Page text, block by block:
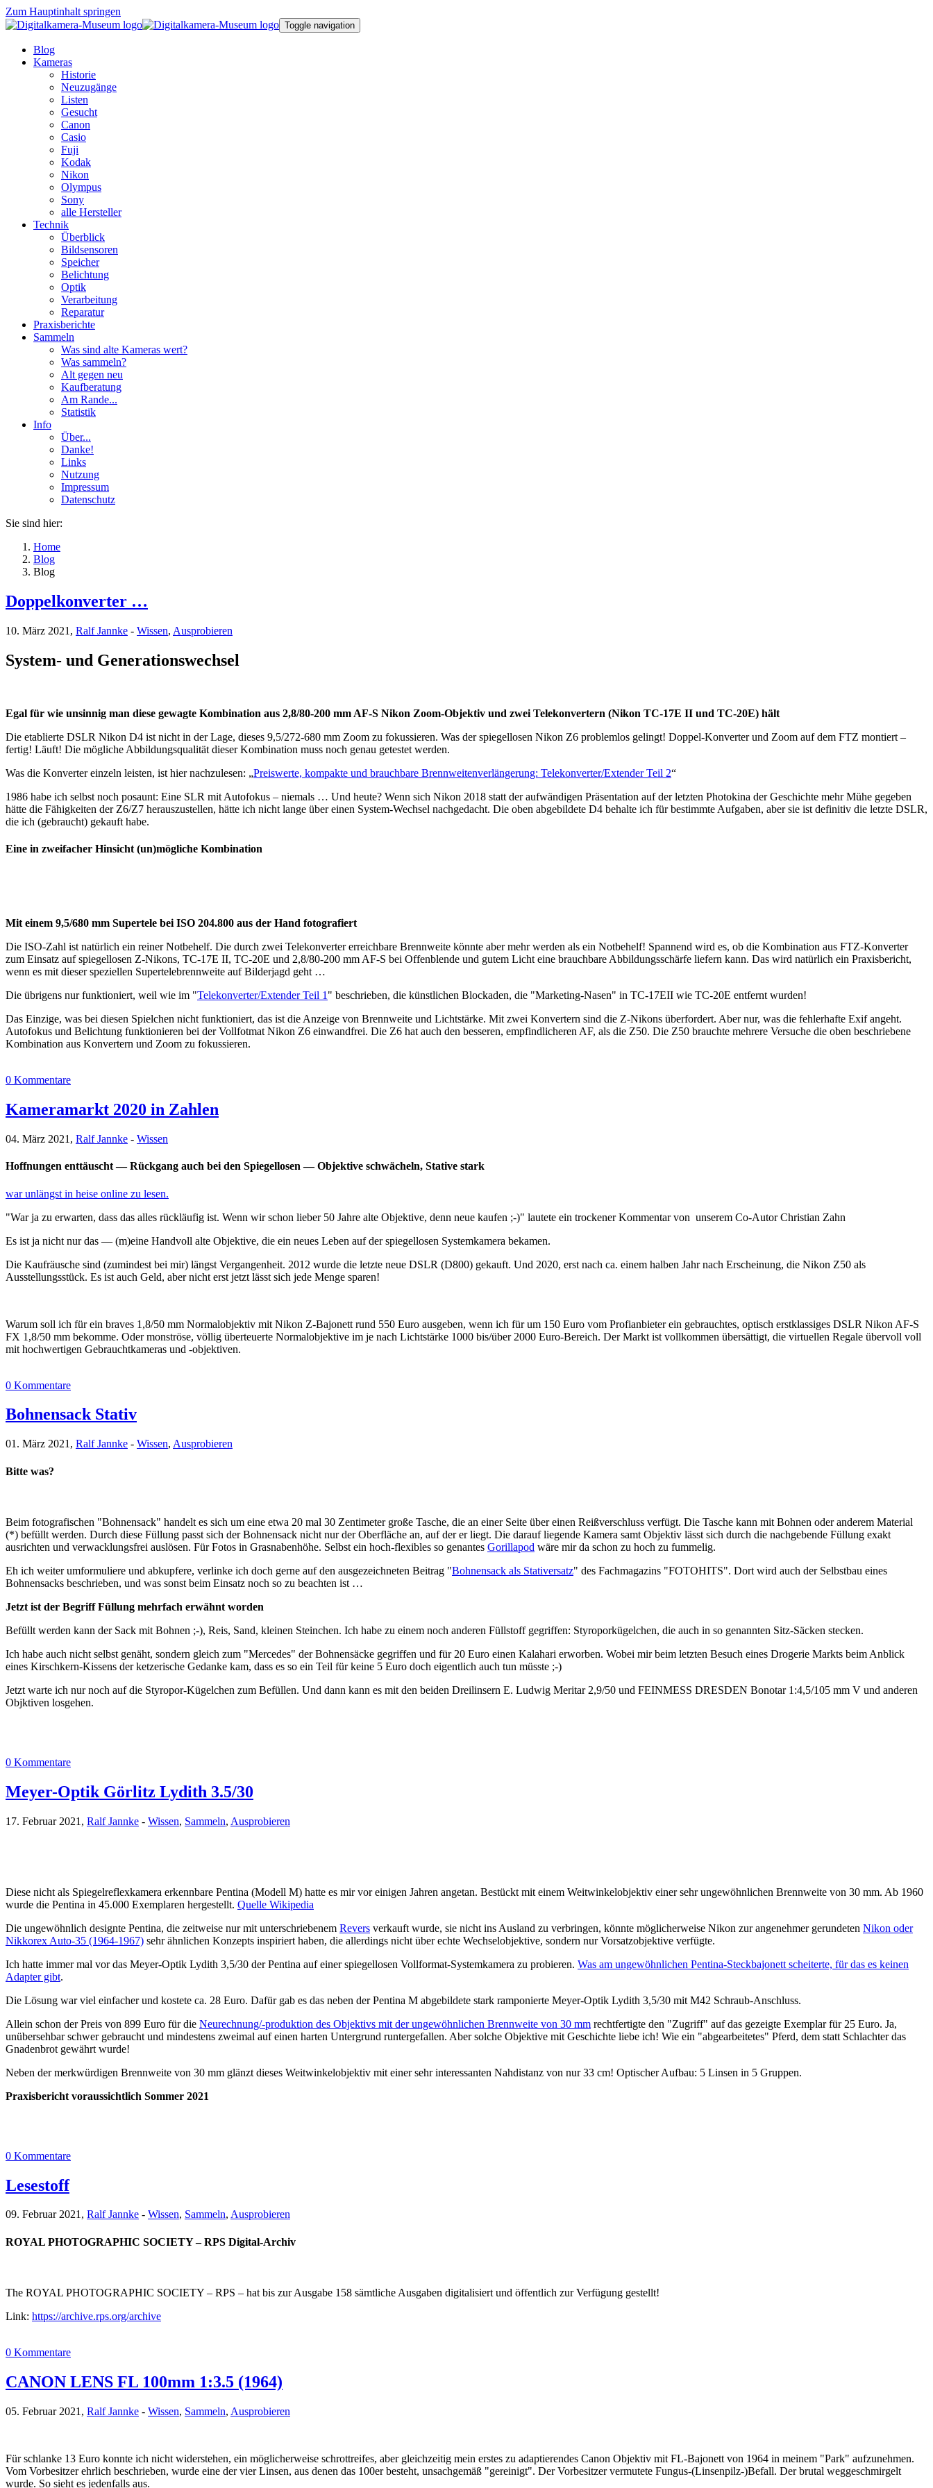
Zum Hauptinhalt springen
Toggle navigation
Blog
Kameras
Historie
Neuzugänge
Listen
Gesucht
Canon
Casio
Fuji
Kodak
Nikon
Olympus
Sony
alle Hersteller
Technik
Überblick
Bildsensoren
Speicher
Belichtung
Optik
Verarbeitung
Reparatur
Praxisberichte
Sammeln
Was sind alte Kameras wert?
Was sammeln?
Alt gegen neu
Kaufberatung
Am Rande...
Statistik
Info
Über...
Danke!
Links
Nutzung
Impressum
Datenschutz
Sie sind hier:
Home
Blog
Blog
Doppelkonverter …
10. März 2021, Ralf Jannke - Wissen, Ausprobieren
System- und Generationswechsel
Egal für wie unsinnig man diese gewagte Kombination aus 2,8/80-200 mm AF-S Nikon Zoom-Objektiv und zwei Telekonvertern (Nikon TC-17E II und TC-20E) hält
Die etablierte DSLR Nikon D4 ist nicht in der Lage, dieses 9,5/272-680 mm Zoom zu fokussieren. Was der spiegellosen Nikon Z6 problemlos gelingt! Doppel-Konverter und Zoom auf dem FTZ montiert –
fertig! Läuft! Die mögliche Abbildungsqualität dieser Kombination muss noch genau getestet werden.
Was die Konverter einzeln leisten, ist hier nachzulesen: „Preiswerte, kompakte und brauchbare Brennweitenverlängerung: Telekonverter/Extender Teil 2“
1986 habe ich selbst noch posaunt: Eine SLR mit Autofokus – niemals … Und heute? Wenn sich Nikon 2018 statt der aufwändigen Präsentation auf der letzten Photokina der Geschichte mehr Mühe gegeben
hätte die Fähigkeiten der Z6/Z7 herauszustellen, hätte ich nicht lange über einen System-Wechsel nachgedacht. Die oben abgebildete D4 behalte ich für bestimmte Aufgaben, aber sie ist definitiv die letzte DSLR,
die ich (gebraucht) gekauft habe.
Eine in zweifacher Hinsicht (un)mögliche Kombination
Mit einem 9,5/680 mm Supertele bei ISO 204.800 aus der Hand fotografiert
Die ISO-Zahl ist natürlich ein reiner Notbehelf. Die durch zwei Telekonverter erreichbare Brennweite könnte aber mehr werden als ein Notbehelf! Spannend wird es, ob die Kombination aus FTZ-Konverter
zum Einsatz auf spiegellosen Z-Nikons, TC-17E II, TC-20E und 2,8/80-200 mm AF-S bei Offenblende und gutem Licht eine brauchbare Abbildungsschärfe liefern kann. Das wird natürlich ein Praxisbericht,
wenn es mit dieser speziellen Supertelebrennweite auf Bilderjagd geht …
Die übrigens nur funktioniert, weil wie im "Telekonverter/Extender Teil 1 " beschrieben, die künstlichen Blockaden, die "Marketing-Nasen" in TC-17EII wie TC-20E entfernt wurden!
Das Einzige, was bei diesen Spielchen nicht funktioniert, das ist die Anzeige von Brennweite und Lichtstärke. Mit zwei Konvertern sind die Z-Nikons überfordert. Aber nur, was die fehlerhafte Exif angeht.
Autofokus und Belichtung funktionieren bei der Vollfotmat Nikon Z6 einwandfrei. Die Z6 hat auch den besseren, empfindlicheren AF, als die Z50. Die Z50 brauchte mehrere Versuche die oben beschriebene
Kombination aus Konvertern und Zoom zu fokussieren.
0 Kommentare
Kameramarkt 2020 in Zahlen
04. März 2021, Ralf Jannke - Wissen
Hoffnungen enttäuscht — Rückgang auch bei den Spiegellosen — Objektive schwächeln, Stative stark
war unlängst in heise online zu lesen.
"War ja zu erwarten, dass das alles rückläufig ist. Wenn wir schon lieber 50 Jahre alte Objektive, denn neue kaufen ;-)" lautete ein trockener Kommentar von unserem Co-Autor Christian Zahn
Es ist ja nicht nur das — (m)eine Handvoll alte Objektive, die ein neues Leben auf der spiegellosen Systemkamera bekamen.
Die Kaufräusche sind (zumindest bei mir) längst Vergangenheit. 2012 wurde die letzte neue DSLR (D800) gekauft. Und 2020, erst nach ca. einem halben Jahr nach Erscheinung, die Nikon Z50 als
Ausstellungsstück. Es ist auch Geld, aber nicht erst jetzt lässt sich jede Menge sparen!
Warum soll ich für ein braves 1,8/50 mm Normalobjektiv mit Nikon Z-Bajonett rund 550 Euro ausgeben, wenn ich für um 150 Euro vom Profianbieter ein gebrauchtes, optisch erstklassiges DSLR Nikon AF-S
FX 1,8/50 mm bekomme. Oder monströse, völlig überteuerte Normalobjektive im je nach Lichtstärke 1000 bis/über 2000 Euro-Bereich. Der Markt ist vollkommen übersättigt, die virtuellen Regale übervoll voll
mit hochwertigen Gebrauchtkameras und -objektiven.
0 Kommentare
Bohnensack Stativ
01. März 2021, Ralf Jannke - Wissen, Ausprobieren
Bitte was?
Beim fotografischen "Bohnensack" handelt es sich um eine etwa 20 mal 30 Zentimeter große Tasche, die an einer Seite über einen Reißverschluss verfügt. Die Tasche kann mit Bohnen oder anderem Material
(*) befüllt werden. Durch diese Füllung passt sich der Bohnensack nicht nur der Oberfläche an, auf der er liegt. Die darauf liegende Kamera samt Objektiv lässt sich durch die nachgebende Füllung exakt
ausrichten und verwacklungsfrei auslösen. Für Fotos in Grasnabenhöhe. Selbst ein hoch-flexibles so genantes Gorillapod wäre mir da schon zu hoch zu fummelig.
Eh ich weiter umformuliere und abkupfere, verlinke ich doch gerne auf den ausgezeichneten Beitrag "Bohnensack als Stativersatz" des Fachmagazins "FOTOHITS". Dort wird auch der Selbstbau eines
Bohnensacks beschrieben, und was sonst beim Einsatz noch so zu beachten ist …
Jetzt ist der Begriff Füllung mehrfach erwähnt worden
Befüllt werden kann der Sack mit Bohnen ;-), Reis, Sand, kleinen Steinchen. Ich habe zu einem noch anderen Füllstoff gegriffen: Styroporkügelchen, die auch in so genannten Sitz-Säcken stecken.
Ich habe auch nicht selbst genäht, sondern gleich zum "Mercedes" der Bohnensäcke gegriffen und für 20 Euro einen Kalahari erworben. Wobei mir beim letzten Besuch eines Drogerie Markts beim Anblick
eines Kirschkern-Kissens der ketzerische Gedanke kam, dass es so ein Teil für keine 5 Euro doch eigentlich auch tun müsste ;-)
Jetzt warte ich nur noch auf die Styropor-Kügelchen zum Befüllen. Und dann kann es mit den beiden Dreilinsern E. Ludwig Meritar 2,9/50 und FEINMESS DRESDEN Bonotar 1:4,5/105 mm V und anderen
Objktiven losgehen.
0 Kommentare
Meyer-Optik Görlitz Lydith 3.5/30
17. Februar 2021, Ralf Jannke - Wissen, Sammeln, Ausprobieren
Diese nicht als Spiegelreflexkamera erkennbare Pentina (Modell M) hatte es mir vor einigen Jahren angetan. Bestückt mit einem Weitwinkelobjektiv einer sehr ungewöhnlichen Brennweite von 30 mm. Ab 1960
wurde die Pentina in 45.000 Exemplaren hergestellt. Quelle Wikipedia
Die ungewöhnlich designte Pentina, die zeitweise nur mit unterschriebenem Revers verkauft wurde, sie nicht ins Ausland zu verbringen, könnte möglicherweise Nikon zur angenehmer gerundeten Nikon oder
Nikkorex Auto-35 (1964-1967) sehr ähnlichen Konzepts inspiriert haben, die allerdings nicht über echte Wechselobjektive, sondern nur Vorsatzobjektive verfügte.
Ich hatte immer mal vor das Meyer-Optik Lydith 3,5/30 der Pentina auf einer spiegellosen Vollformat-Systemkamera zu probieren. Was am ungewöhnlichen Pentina-Steckbajonett scheiterte, für das es keinen
Adapter gibt.
Die Lösung war viel einfacher und kostete ca. 28 Euro. Dafür gab es das neben der Pentina M abgebildete stark ramponierte Meyer-Optik Lydith 3,5/30 mit M42 Schraub-Anschluss.
Allein schon der Preis von 899 Euro für die Neurechnung/-produktion des Objektivs mit der ungewöhnlichen Brennweite von 30 mm rechtfertigte den "Zugriff" auf das gezeigte Exemplar für 25 Euro. Ja,
unübersehbar schwer gebraucht und mindestens zweimal auf einen harten Untergrund runtergefallen. Aber solche Objektive mit Geschichte liebe ich! Wie ein "abgearbeitetes" Pferd, dem statt Schlachter das
Gnadenbrot gewährt wurde!
Neben der merkwürdigen Brennweite von 30 mm glänzt dieses Weitwinkelobjektiv mit einer sehr interessanten Nahdistanz von nur 33 cm! Optischer Aufbau: 5 Linsen in 5 Gruppen.
Praxisbericht voraussichtlich Sommer 2021
0 Kommentare
Lesestoff
09. Februar 2021, Ralf Jannke - Wissen, Sammeln, Ausprobieren
ROYAL PHOTOGRAPHIC SOCIETY – RPS Digital-Archiv
The ROYAL PHOTOGRAPHIC SOCIETY – RPS – hat bis zur Ausgabe 158 sämtliche Ausgaben digitalisiert und öffentlich zur Verfügung gestellt!
Link: https://archive.rps.org/archive
0 Kommentare
CANON LENS FL 100mm 1:3.5 (1964)
05. Februar 2021, Ralf Jannke - Wissen, Sammeln, Ausprobieren
Für schlanke 13 Euro konnte ich nicht widerstehen, ein möglicherweise schrottreifes, aber gleichzeitig mein erstes zu adaptierendes Canon Objektiv mit FL-Bajonett von 1964 in meinem "Park" aufzunehmen.
Vom Vorbesitzer ehrlich beschrieben, wurde eine der vier Linsen, aus denen das 100er besteht, unsachgemäß "gereinigt". Der Vorbesitzer vermutete Fungus-(Linsenpilz-)Befall. Der brutal weggeschmirgelt
wurde. So sieht es jedenfalls aus.